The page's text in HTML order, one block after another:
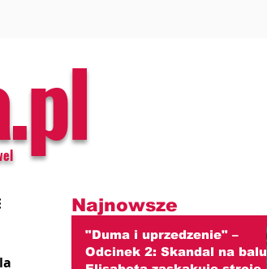
Najnowsze
"Duma i uprzedzenie" –
Odcinek 2: Skandal na